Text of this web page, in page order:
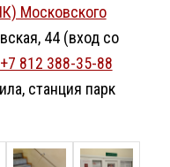
Московского
44 (вход со
+7 812 388-35-88
станция парк